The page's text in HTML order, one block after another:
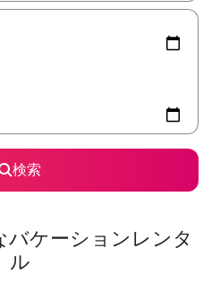
検索
バケーションレンタ
ル